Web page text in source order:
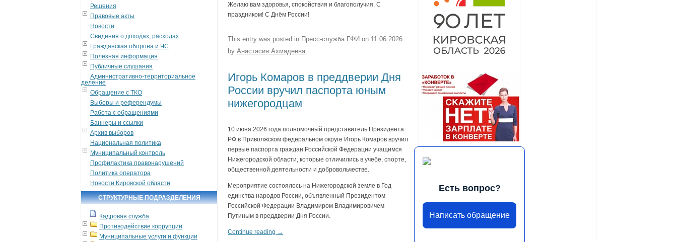
Решения
Правовые акты
Новости
Сведения о доходах, расходах
Гражданская оборона и ЧС
Полезная информация
Публичные слушания
Административно-территориальное
деление
Обращение с ТКО
Выборы и референдумы
Работа с обращениями
Баннеры и ссылки
Архив выборов
Национальная политика
Муниципальный контроль
Профилактика правонарушений
Политика оператора
Новости Кировской области
СТРУКТУРНЫЕ ПОДРАЗДЕЛЕНИЯ
Кадровая служба
Противодействие коррупции
Муниципальные услуги и функции
Желаю вам здоровья, спокойствия и благополучия. С
праздником! С Днём России!
This entry was posted in Пресс-служба ГФИ on 11.06.2026
by Анастасия Ахмадеева
Игорь Комаров в преддверии Дня
России вручил паспорта юным
нижегородцам
10 июня 2026 года полномочный представитель Президента
РФ в Приволжском федеральном округе Игорь Комаров вручил
первые паспорта граждан Российской Федерации учащимся
Нижегородской области, которые отличились в учебе, спорте,
общественной деятельности и добровольчестве.
Мероприятие состоялось на Нижегородской земле в Год
единства народов России, объявленный Президентом
Российской Федерации Владимиром Владимировичем
Путиным в преддверии Дня России.
Continue reading →
Есть вопрос?
Написать обращение